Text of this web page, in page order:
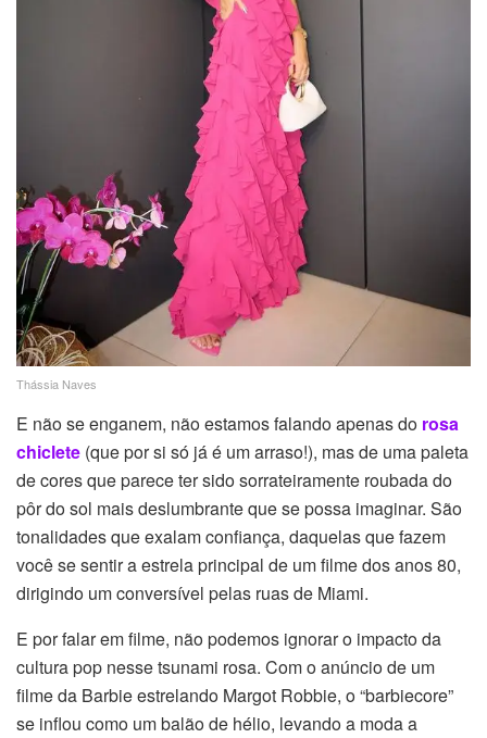
Thássia Naves
E não se enganem, não estamos falando apenas do rosa
chiclete (que por si só já é um arraso!), mas de uma paleta
de cores que parece ter sido sorrateiramente roubada do
pôr do sol mais deslumbrante que se possa imaginar. São
tonalidades que exalam confiança, daquelas que fazem
você se sentir a estrela principal de um filme dos anos 80,
dirigindo um conversível pelas ruas de Miami.
E por falar em filme, não podemos ignorar o impacto da
cultura pop nesse tsunami rosa. Com o anúncio de um
filme da Barbie estrelando Margot Robbie, o “barbiecore”
se inflou como um balão de hélio, levando a moda a